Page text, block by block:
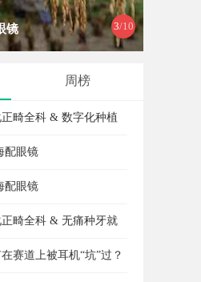
4/10
乐新时代的先
周榜
畸全科 & 数字化种植
配眼镜
配眼镜
畸全科 & 无痛种牙就
赛道上被耳机“坑”过？